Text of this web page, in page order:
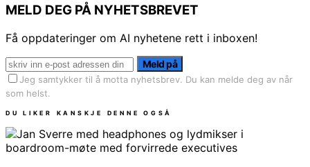
MELD DEG PÅ NYHETSBREVET
Få oppdateringer om AI nyhetene rett i inboxen!
Meld på
Jeg samtykker til å motta nyhetsbrev. Du kan melde deg av når
som helst.
DU LIKER KANSKJE DENNE OGSÅ